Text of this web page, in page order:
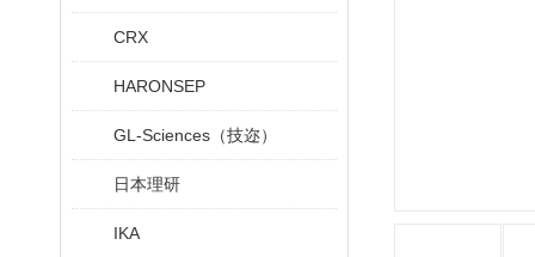
CRX
HARONSEP
GL-Sciences（技迩）
日本理研
IKA